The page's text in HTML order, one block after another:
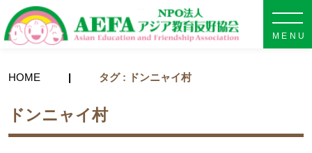
HOME タグ : ドンニャイ村
ドンニャイ村